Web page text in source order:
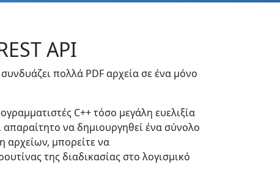
API
πολλά PDF αρχεία σε ένα μόνο
C++ τόσο μεγάλη ευελιξία
να δημιουργηθεί ένα σύνολο
αρχείων, μπορείτε να
της διαδικασίας στο λογισμικό